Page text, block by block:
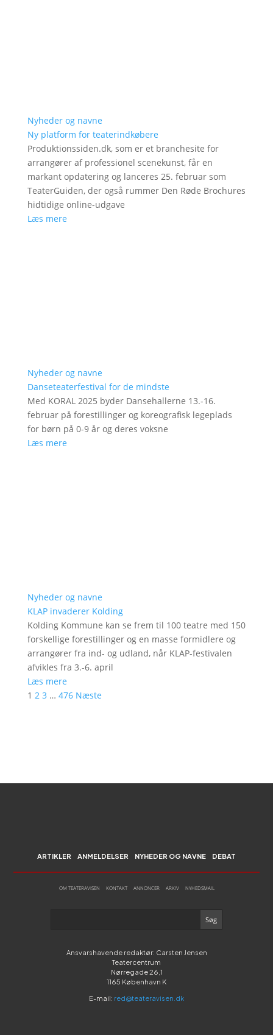
Nyheder og navne
Ny platform for teaterindkøbere
Produktionssiden.dk, som er et branchesite for
arrangører af professionel scenekunst, får en
markant opdatering og lanceres 25. februar som
TeaterGuiden, der også rummer Den Røde Brochures
hidtidige online-udgave
Læs mere
Nyheder og navne
Danseteaterfestival for de mindste
Med KORAL 2025 byder Dansehallerne 13.-16.
februar på forestillinger og koreografisk legeplads
for børn på 0-9 år og deres voksne
Læs mere
Nyheder og navne
KLAP invaderer Kolding
Kolding Kommune kan se frem til 100 teatre med 150
forskellige forestillinger og en masse formidlere og
arrangører fra ind- og udland, når KLAP-festivalen
afvikles fra 3.-6. april
Læs mere
1 2 3 … 476 Næste
ARTIKLER ANMELDELSER NYHEDER OG NAVNE DEBAT
OM TEATERAVISEN KONTAKT ANNONCER ARKIV NYHEDSMAIL
Ansvarshavende redaktør: Carsten Jensen
Teatercentrum
Nørregade 26,1
1165 København K
E-mail: red@teateravisen.dk